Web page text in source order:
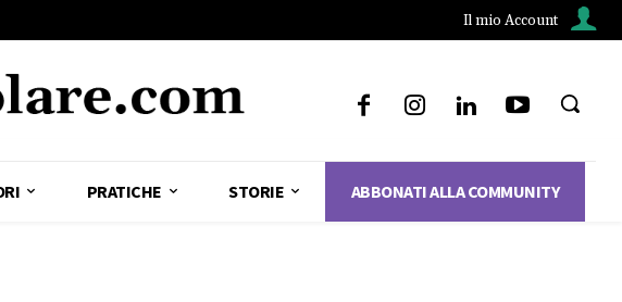
Il mio Account
PRATICHE STORIE ABBONATI ALLA COMMUNITY